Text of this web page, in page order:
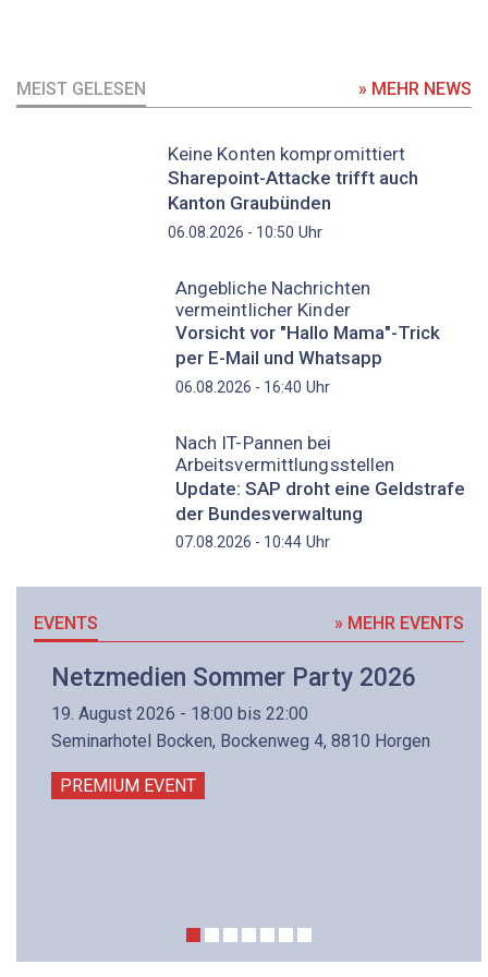
MEIST GELESEN » MEHR NEWS
Keine Konten kompromittiert
Sharepoint-Attacke trifft auch
Kanton Graubünden
06.08.2026 - 10:50 Uhr
Angebliche Nachrichten
vermeintlicher Kinder
Vorsicht vor "Hallo Mama"-Trick
per E-Mail und Whatsapp
06.08.2026 - 16:40 Uhr
Nach IT-Pannen bei
Arbeitsvermittlungsstellen
Update: SAP droht eine Geldstrafe
der Bundesverwaltung
07.08.2026 - 10:44Uhr
EVENTS » MEHR EVENTS
Netzmedien Sommer Party 2026
19. August 2026 - 18:00 bis 22:00
Seminarhotel Bocken, Bockenweg 4, 8810 Horgen
PREMIUM EVENT